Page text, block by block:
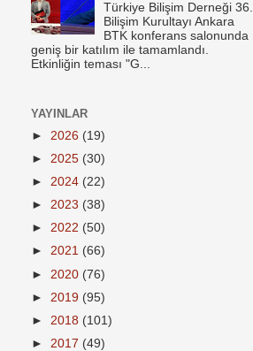
Türkiye Bilişim Derneği 36.
Bilişim Kurultayı Ankara
BTK konferans salonunda
geniş bir katılım ile tamamlandı.
Etkinliğin teması "G...
YAYINLAR
► 2026 (19)
► 2025 (30)
► 2024 (22)
► 2023 (38)
► 2022 (50)
► 2021 (66)
► 2020 (76)
► 2019 (95)
► 2018 (101)
► 2017 (49)